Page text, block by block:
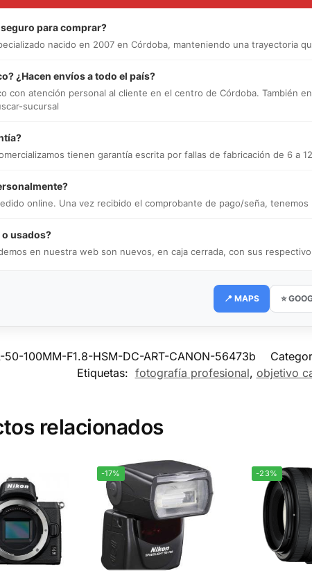
para comprar?
nacido en 2007 en Córdoba, manteniendo una trayectoria
¿Hacen envíos a todo el país?
con atención personal al cliente en el centro de Córdoba. También
sucursal
tienen garantía escrita por fallas de fabricación de 6 a
online. Una vez recibido el comprobante de pago/seña,
usados?
en nuestra web son nuevos, en caja cerrada, con sus
📍 MAPS ⭐
50-100MM-F1.8-HSM-DC-ART-CANON-56473b
Etiquetas: fotografía profesional, objetivo
relacionados
-17% -23%